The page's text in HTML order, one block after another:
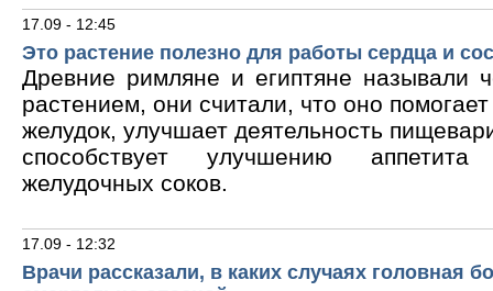
17.09 - 12:45
Это растение полезно для работы сердца и
Древние римляне и египтяне называли
растением, они считали, что оно
желудок, улучшает деятельность
способствует улучшению
желудочных соков.
17.09 - 12:32
Врачи рассказали, в каких случаях головная